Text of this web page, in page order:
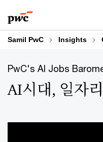
to
content
to
footer
Samil PwC Insights
PwC's AI Jobs
AI시대, 일자